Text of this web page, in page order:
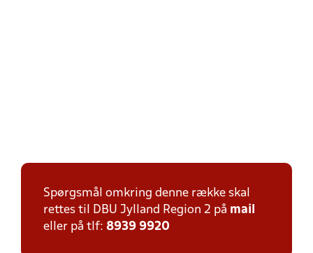
Spørgsmål omkring denne række skal
rettes til DBU Jylland Region 2 på mail
eller på tlf: 8939 9920